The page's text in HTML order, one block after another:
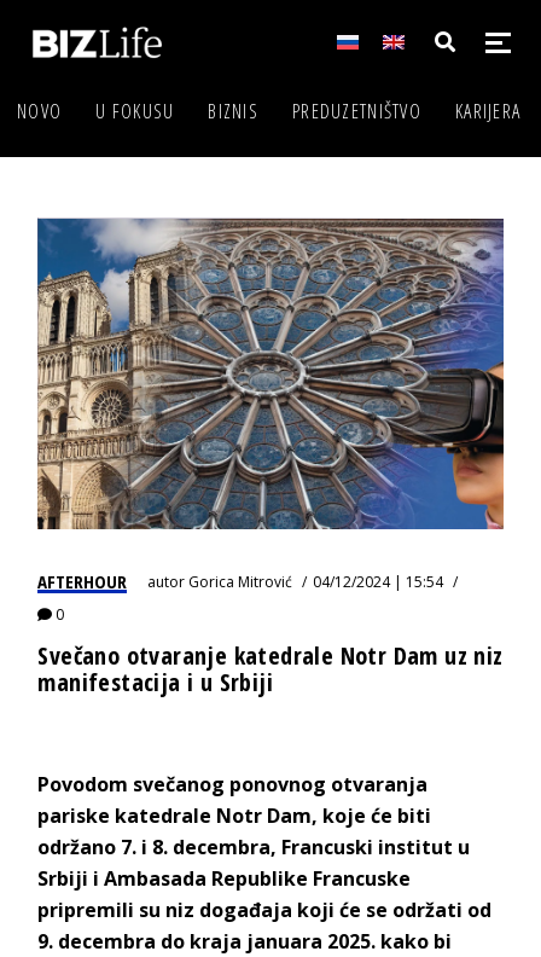
NOVO U FOKUSU BIZNIS PREDUZETNIŠTVO KARIJERA
AFTERHOUR autor Gorica Mitrović
04/12/2024 | 15:54
0
Svečano otvaranje katedrale Notr Dam uz niz
manifestacija i u Srbiji
Povodom svečanog ponovnog otvaranja
pariske katedrale Notr Dam, koje će biti
održano 7. i 8. decembra, Francuski institut u
Srbiji i Ambasada Republike Francuske
pripremili su niz događaja koji će se održati od
9. decembra do kraja januara 2025. kako bi